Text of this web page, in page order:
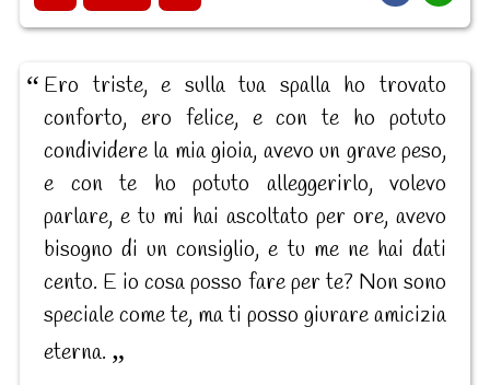
Ero triste, e sulla tua spalla ho trovato
conforto, ero felice, e con te ho potuto
condividere la mia gioia, avevo un grave peso,
e con te ho potuto alleggerirlo, volevo
parlare, e tu mi hai ascoltato per ore, avevo
bisogno di un consiglio, e tu me ne hai dati
cento. E io cosa posso fare per te? Non sono
speciale come te, ma ti posso giurare amicizia
eterna.